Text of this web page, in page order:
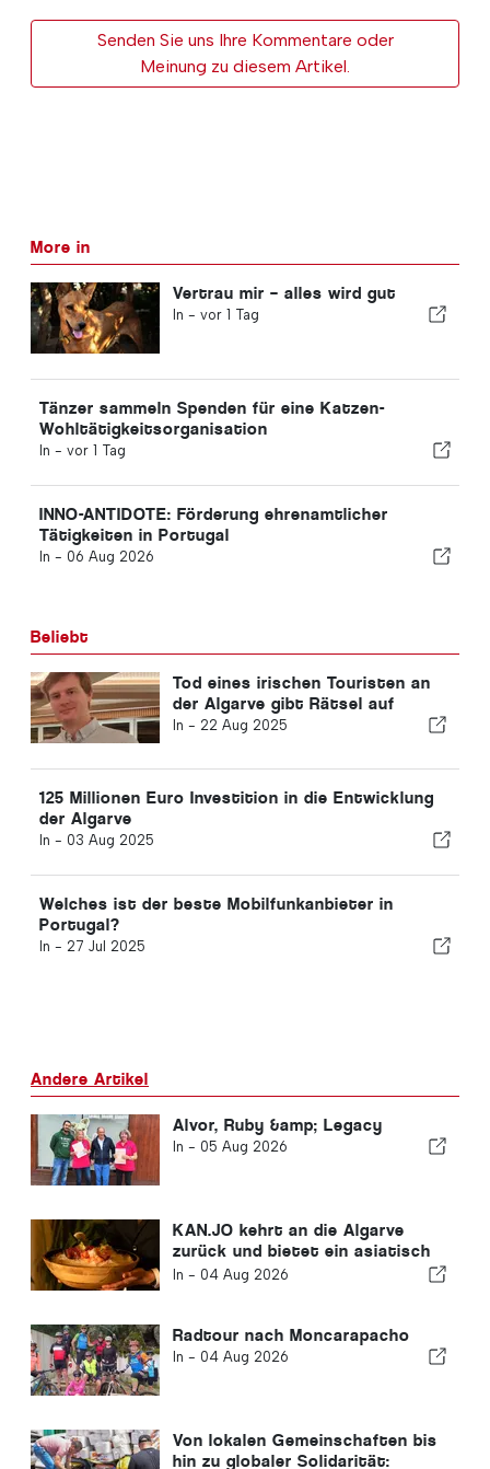
Senden Sie uns Ihre Kommentare oder
Meinung zu diesem Artikel.
More in
Vertrau mir – alles wird gut
In - vor 1 Tag
Tänzer sammeln Spenden für eine Katzen-
Wohltätigkeitsorganisation
In - vor 1 Tag
INNO-ANTIDOTE: Förderung ehrenamtlicher
Tätigkeiten in Portugal
In - 06 Aug 2026
Beliebt
Tod eines irischen Touristen an
der Algarve gibt Rätsel auf
In - 22 Aug 2025
125 Millionen Euro Investition in die Entwicklung
der Algarve
In - 03 Aug 2025
Welches ist der beste Mobilfunkanbieter in
Portugal?
In - 27 Jul 2025
Andere Artikel
Alvor, Ruby &amp; Legacy
In - 05 Aug 2026
KAN.JO kehrt an die Algarve
zurück und bietet ein asiatisch
inspiriertes kulinarisches
In - 04 Aug 2026
Radtour nach Moncarapacho
In - 04 Aug 2026
Von lokalen Gemeinschaften bis
hin zu globaler Solidarität: